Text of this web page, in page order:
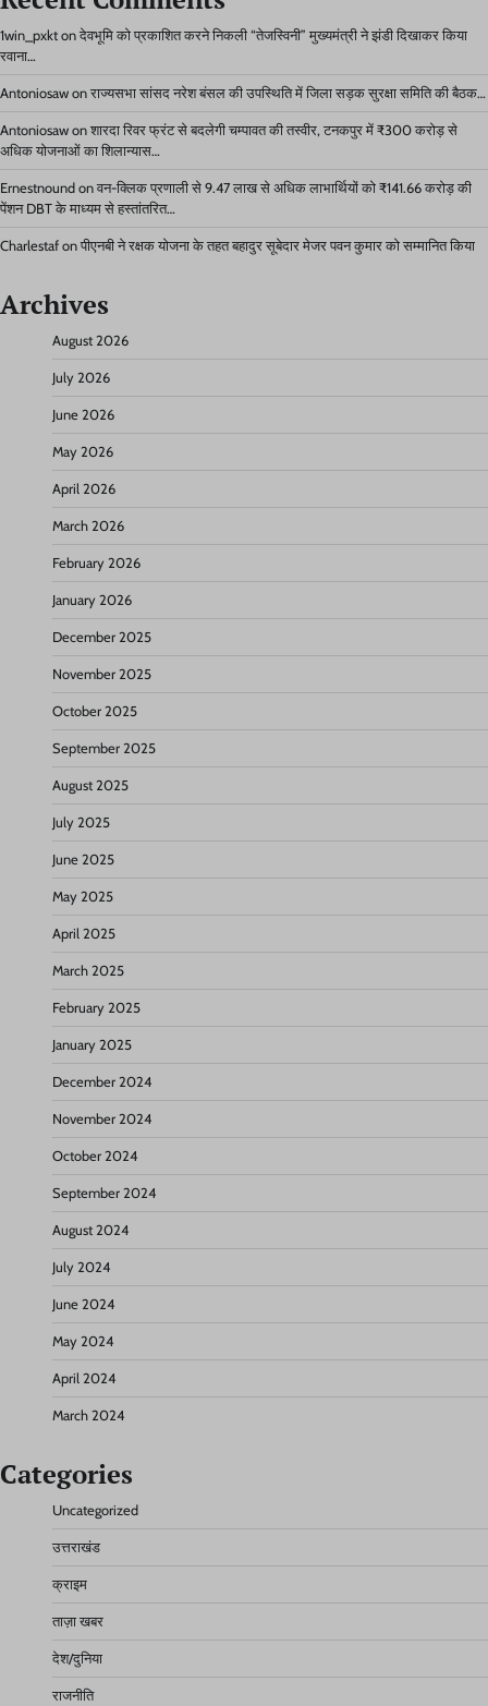
1win_pxkt on देवभूमि को प्रकाशित करने निकली “तेजस्विनी” मुख्यमंत्री ने झंडी दिखाकर किया
रवाना…
Antoniosaw on राज्यसभा सांसद नरेश बंसल की उपस्थिति में जिला सड़क सुरक्षा समिति की बैठक…
Antoniosaw on शारदा रिवर फ्रंट से बदलेगी चम्पावत की तस्वीर, टनकपुर में ₹300 करोड़ से
अधिक योजनाओं का शिलान्यास…
Ernestnound on वन-क्लिक प्रणाली से 9.47 लाख से अधिक लाभार्थियों को ₹141.66 करोड़ की
पेंशन DBT के माध्यम से हस्तांतरित…
Charlestaf on पीएनबी ने रक्षक योजना के तहत बहादुर सूबेदार मेजर पवन कुमार को सम्मानित किया
Archives
August 2026
July 2026
June 2026
May 2026
April 2026
March 2026
February 2026
January 2026
December 2025
November 2025
October 2025
September 2025
August 2025
July 2025
June 2025
May 2025
April 2025
March 2025
February 2025
January 2025
December 2024
November 2024
October 2024
September 2024
August 2024
July 2024
June 2024
May 2024
April 2024
March 2024
Categories
Uncategorized
उत्तराखंड
क्राइम
ताज़ा खबर
देश/दुनिया
राजनीति